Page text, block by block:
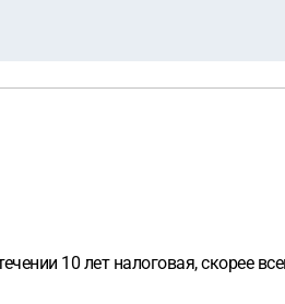
10 лет налоговая, скорее